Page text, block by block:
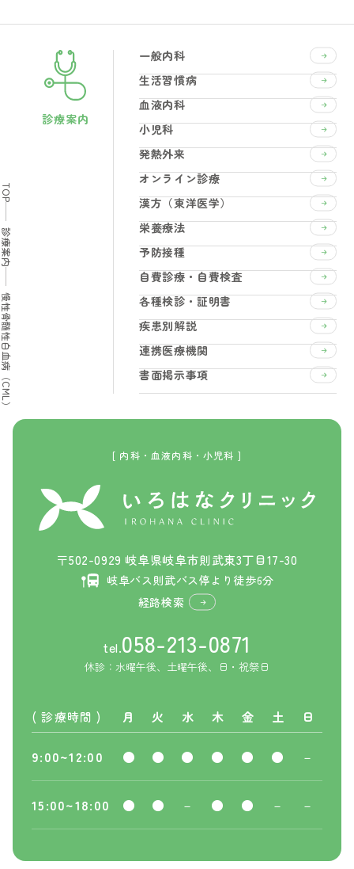
TOP
診療案内
慢性骨髄性白血病（CML）
診療案内
一般内科
生活習慣病
血液内科
小児科
発熱外来
オンライン診療
漢方（東洋医学）
栄養療法
予防接種
自費診療・自費検査
各種検診・証明書
疾患別解説
連携医療機関
書面掲示事項
[ 内科・血液内科・小児科 ]
〒502-0929 岐阜県岐阜市則武東3丁目17-30
岐阜バス則武バス停より徒歩6分
経路検索
tel.058-213-0871
休診：水曜午後、土曜午後、日・祝祭日
( 診療時間 ) 月 火 水 木 金 土 日
9:00~12:00 ● ● ● ● ● ● －
15:00~18:00 ● ● － ● ● － －